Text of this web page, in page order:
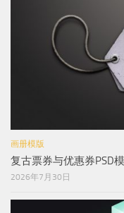
画册模版
复古票券与优惠券PSD
2026年7月30日